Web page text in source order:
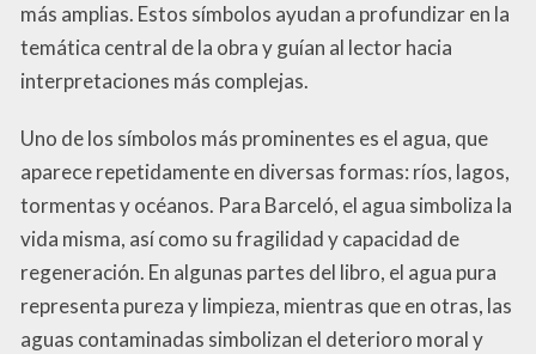
más amplias. Estos símbolos ayudan a profundizar en la
temática central de la obra y guían al lector hacia
interpretaciones más complejas.
Uno de los símbolos más prominentes es el agua, que
aparece repetidamente en diversas formas: ríos, lagos,
tormentas y océanos. Para Barceló, el agua simboliza la
vida misma, así como su fragilidad y capacidad de
regeneración. En algunas partes del libro, el agua pura
representa pureza y limpieza, mientras que en otras, las
aguas contaminadas simbolizan el deterioro moral y